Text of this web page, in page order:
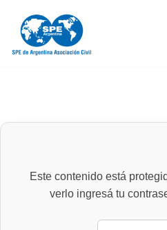
al
Este contenido está
verlo ingresá tu